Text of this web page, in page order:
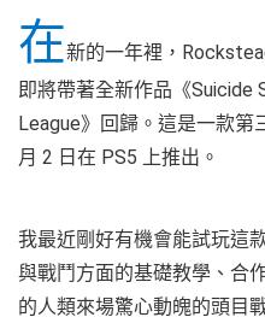
在新的一年裡，
即將帶著全新作品《Suicide
League》回歸。這是一款第
月 2 日在 PS5 上推出。
我最近剛好有機會能試玩這
與戰鬥方面的基礎教學、合
的人類來場驚心動魄的頭目